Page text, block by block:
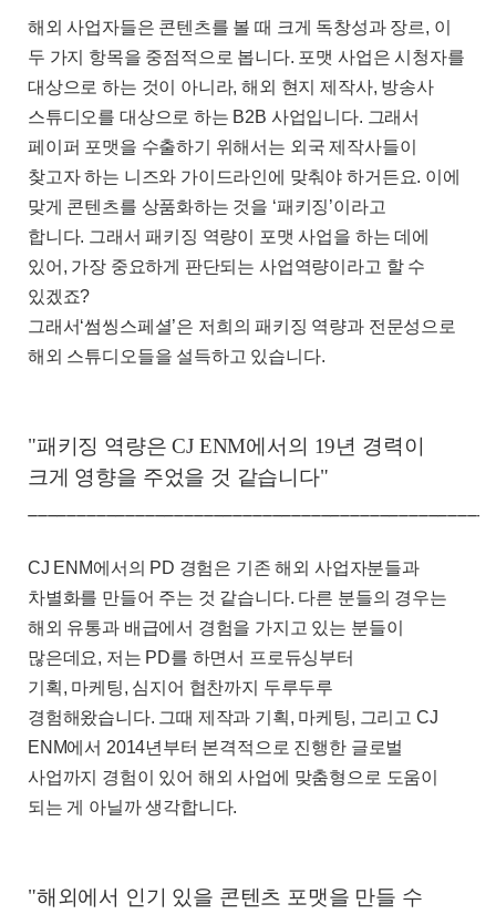
해외 사업자들은 콘텐츠를 볼 때 크게 독창성과 장르, 이
두 가지 항목을 중점적으로 봅니다. 포맷 사업은 시청자를
대상으로 하는 것이 아니라,해외 현지 제작사, 방송사
스튜디오를 대상으로 하는 B2B 사업입니다. 그래서
페이퍼 포맷을 수출하기 위해서는 외국 제작사들이
찾고자 하는 니즈와 가이드라인에 맞춰야 하거든요. 이에
맞게 콘텐츠를 상품화하는 것을 ‘패키징’이라고
합니다. 그래서 패키징 역량이 포맷 사업을 하는 데에
있어 , 가장 중요하게 판단되는 사업역량이라고 할 수
있겠죠?
그래서‘썸씽스페셜’은 저희의 패키징 역량과 전문성으로
해외 스튜디오들을 설득하고 있습니다.
"패키징 역량은 CJ ENM에서의 19년 경력이
크게 영향을 주었을 것 같습니다"
CJ ENM에서의 PD 경험은 기존 해외 사업자분들과
차별화를 만들어 주는 것 같습니다. 다른 분들의 경우는
해외 유통과 배급에서 경험을 가지고 있는 분들이
많은데요, 저는 PD를 하면서 프로듀싱부터
기획, 마케팅, 심지어 협찬까지 두루두루
경험해왔습니다. 그때 제작과 기획, 마케팅, 그리고 CJ
ENM에서 2014년부터 본격적으로 진행한 글로벌
사업까지 경험이 있어 해외 사업에 맞춤형으로 도움이
되는 게 아닐까 생각합니다.
"해외에서 인기 있을 콘텐츠 포맷을 만들 수